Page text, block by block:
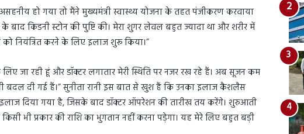
हो गया तो मैंने मुख्यमंत्री स्वास्थ्य योजना के तहत पंजीकरण करवाया
के बाद किडनी स्टोन की पुष्टि की। मेरा शुगर लेवल बहुत ज्यादा था और शरीर में
नियंत्रित करने के लिए इलाज शुरू किया।”
जा रही हूं और डॉक्टर लगातार मेरी स्थिति पर नजर रख रहे हैं। अब सूजन कम
बदल दी गई हैं।” सुनीता रानी इस बात से खुश हैं कि उनका इलाज कैशलैस
दिया गया है, जिसके बाद डॉक्टर ऑपरेशन की तारीख तय करेंगे। शुरुआती
भी प्रकार की राशि का भुगतान नहीं करना पड़ेगा। यह मेरे लिए बहुत बड़ी